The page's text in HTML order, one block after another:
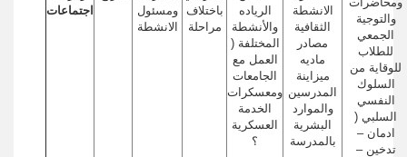
والتوجية
الجمعي
للطلاب
للوقاية من
السلوك
النفسي
السلبي (
ادمان –
تدخين –
الانشطة
الثقافية
مصادر
ماديه
ميزاينة
المدرسين
والموارد
البشرية
بالمدرسة
الرياده
والأنشطة
المختلفة (
العمل مع
الجامعات
ومعسكرات
الخدمة
العسكرية
؟
باختلاف
مراحلة
ومسئول
الانشطة
اجتماعات